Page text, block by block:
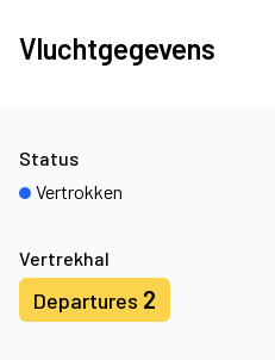
Vluchtgegevens
Vertrekhal
Departures 2
Status
Vertrokken